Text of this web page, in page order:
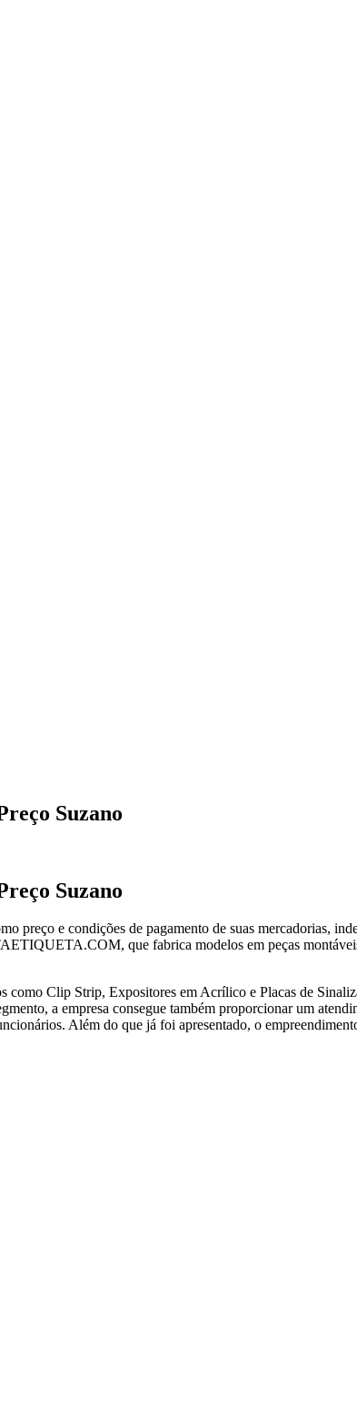
Suzano
Suzano
preço e condições de pagamento de suas mercadorias,
que fabrica modelos em peças
como Clip Strip, Expositores em Acrílico e Placas de
a empresa consegue também proporcionar um
Além do que já foi apresentado, o